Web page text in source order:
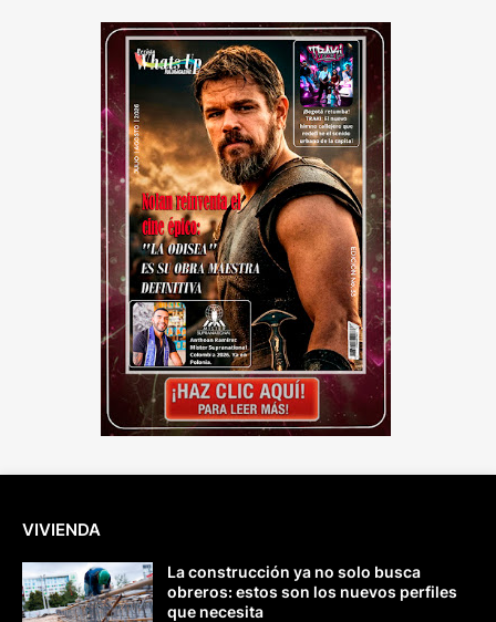
VIVIENDA
La construcción ya no solo busca
obreros: estos son los nuevos perfiles
que necesita